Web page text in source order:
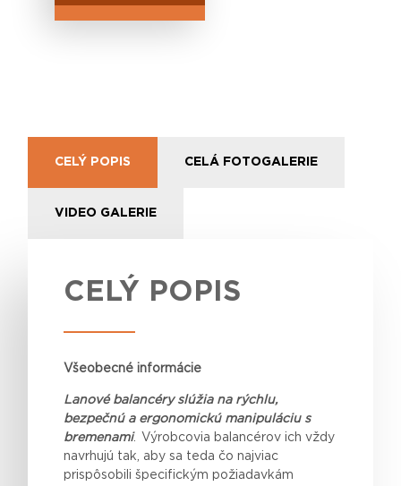
CELÝ POPIS CELÁ FOTOGALERIE
VIDEO GALERIE
CELÝ POPIS
Všeobecné informácie
Lanové balancéry slúžia na rýchlu,
bezpečnú a ergonomickú manipuláciu s
bremenami. Výrobcovia balancérov ich vždy
navrhujú tak, aby sa teda čo najviac
prispôsobili špecifickým požiadavkám